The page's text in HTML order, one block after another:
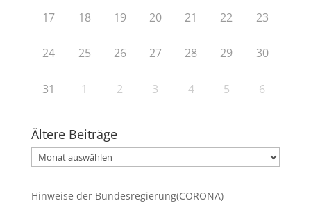
17 18 19 20 21 22 23
24 25 26 27 28 29 30
31 1 2 3 4 5 6
Ältere Beiträge
Ältere
Beiträge
Hinweise der Bundesregierung(CORONA)